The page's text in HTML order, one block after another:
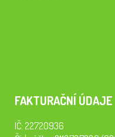
FAKTURAČNÍ ÚDAJE
IČ: 22720936